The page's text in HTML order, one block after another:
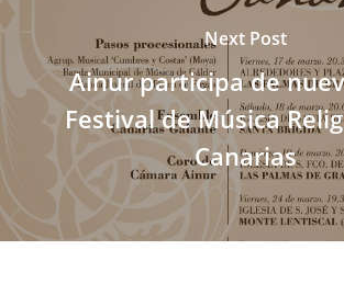
Next Post
Ainur participa de
Festival de Música
Canarias